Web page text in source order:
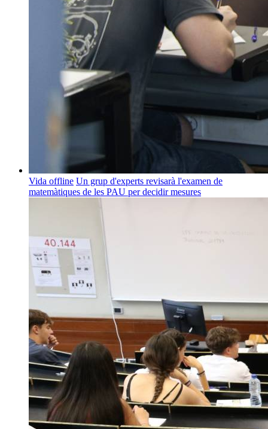
Vida offline Un grup d'experts revisarà l'examen de
matemàtiques de les PAU per decidir mesures